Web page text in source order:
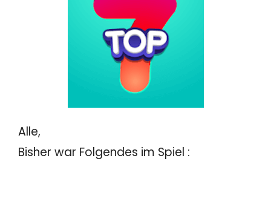
Alle,
Bisher war Folgendes im Spiel :